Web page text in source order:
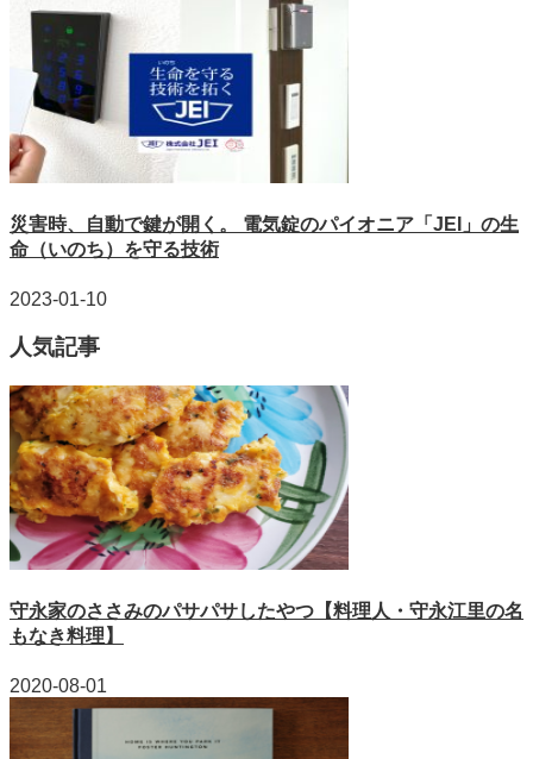
災害時、自動で鍵が開く。 電気錠のパイオニア「JEI」の生
命（いのち）を守る技術
2023-01-10
人気記事
守永家のささみのパサパサしたやつ【料理人・守永江里の名
もなき料理】
2020-08-01